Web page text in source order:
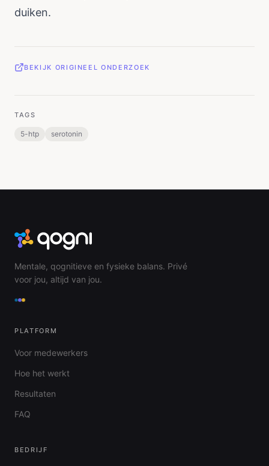
duiken.
BEKIJK ORIGINEEL ONDERZOEK
TAGS
5-htp serotonin
Mentale, qognitieve en fysieke balans. Privé
voor jou, altijd van jou.
PLATFORM
Voor medewerkers
Hoe het werkt
Resultaten
FAQ
BEDRIJF